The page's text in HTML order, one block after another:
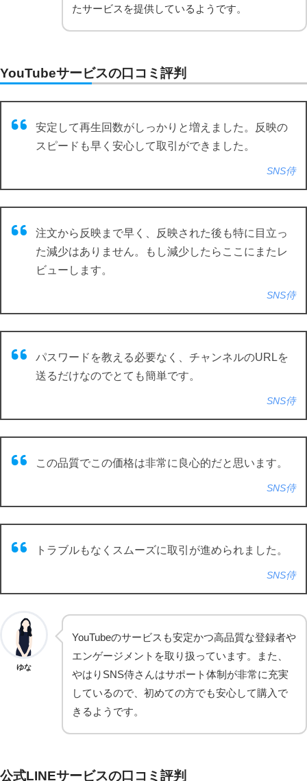
たサービスを提供しているようです。
YouTubeサービスの口コミ評判
安定して再生回数がしっかりと増えました。反映の
スピードも早く安心して取引ができました。
SNS侍
注文から反映まで早く、反映された後も特に目立っ
た減少はありません。もし減少したらここにまたレ
ビューします。
SNS侍
パスワードを教える必要なく、チャンネルのURLを
送るだけなのでとても簡単です。
SNS侍
この品質でこの価格は非常に良心的だと思います。
SNS侍
トラブルもなくスムーズに取引が進められました。
SNS侍
ゆな
YouTubeのサービスも安定かつ高品質な登録者や
エンゲージメントを取り扱っています。また、
やはりSNS侍さんはサポート体制が非常に充実
しているので、初めての方でも安心して購入で
きるようです。
公式LINEサービスの口コミ評判